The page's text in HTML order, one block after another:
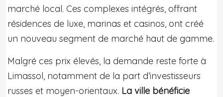
marché local. Ces complexes intégrés, offrant
résidences de luxe, marinas et casinos, ont créé
un nouveau segment de marché haut de gamme.
Malgré ces prix élevés, la demande reste forte à
Limassol, notamment de la part d’investisseurs
russes et moyen-orientaux. La ville bénéficie